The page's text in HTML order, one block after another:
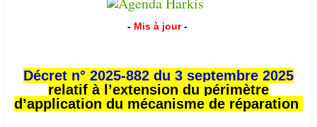
- Mis à jour -
Décret n° 2025-882 du 3 septembre 2025
relatif à l’extension du périmètre
d’application du mécanisme de réparation